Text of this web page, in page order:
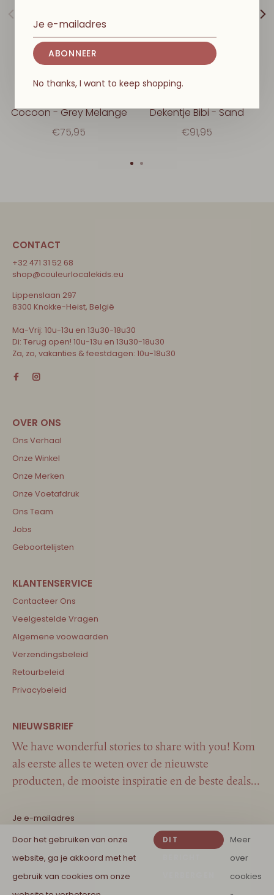
Cocoon - Grey Melange
€75,95
Dekentje Bibi - Sand
€91,95
CONTACT
+32 471 31 52 68
shop@couleurlocalekids.eu
Lippenslaan 297
8300 Knokke-Heist, België
Ma-Vrij: 10u-13u en 13u30-18u30
Di: Terug open! 10u-13u en 13u30-18u30
Za, zo, vakanties & feestdagen: 10u-18u30
Ons Verhaal
Onze Winkel
Onze Merken
Onze Voetafdruk
Ons Team
Jobs
Geboortelijsten
Contacteer Ons
Veelgestelde Vragen
Algemene voowaarden
Verzendingsbeleid
Retourbeleid
Privacybeleid
We have wonderful stories to share with you! Kom
als eerste alles te weten over de nieuwste
producten, de mooiste inspiratie en de beste deals…
Door het gebruiken van onze
website, ga je akkoord met het
gebruik van cookies om onze
DIT
Meer
over
cookies
ABONNEER
No thanks, I want to keep shopping.